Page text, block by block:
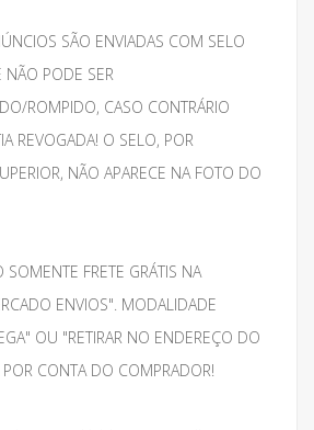
SÃO ENVIADAS COM SELO
NÃO PODE SER
ROMPIDO, CASO CONTRÁRIO
REVOGADA! O SELO, POR
NÃO APARECE NA FOTO DO
SOMENTE FRETE GRÁTIS NA
ENVIOS". MODALIDADE
OU "RETIRAR NO ENDEREÇO DO
CONTA DO COMPRADOR!